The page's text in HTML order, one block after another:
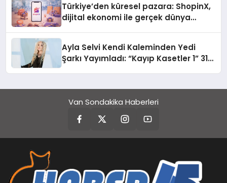
Türkiye’den küresel pazara: ShopinX,
dijital ekonomi ile gerçek dünya
Ayla Selvi Kendi Kaleminden Yedi
Şarkı Yayımladı: “Kayıp Kasetler 1” 31
Van Sondakika Haberleri